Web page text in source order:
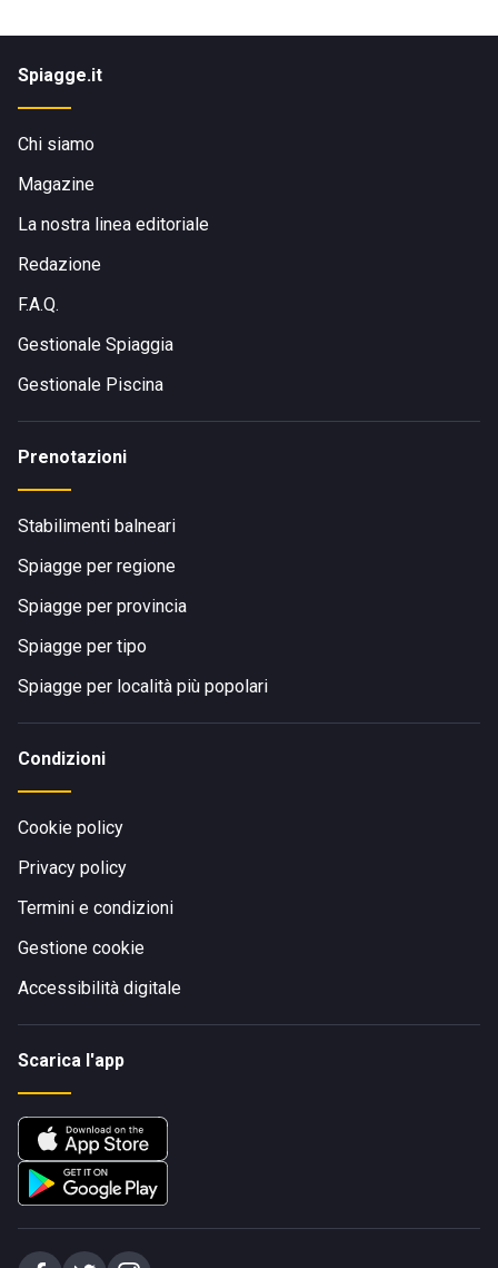
Spiagge.it
Chi siamo
Magazine
La nostra linea editoriale
Redazione
F.A.Q.
Gestionale Spiaggia
Gestionale Piscina
Prenotazioni
Stabilimenti balneari
Spiagge per regione
Spiagge per provincia
Spiagge per tipo
Spiagge per località più popolari
Condizioni
Cookie policy
Privacy policy
Termini e condizioni
Gestione cookie
Accessibilità digitale
Scarica l'app